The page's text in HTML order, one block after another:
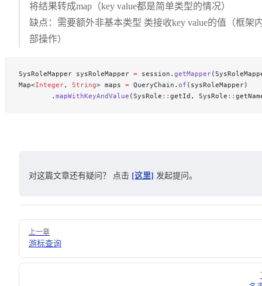
将结果转成map（key value都是简单类型的情况）
缺点：需要额外非基本类型 类接收key value的值（框架
部操作）
SysRoleMapper sysRoleMapper = session. getMapper
Map<Integer, String> maps = QueryChain. of (sysRoleMapper)
        .
mapWithKeyAndValue (SysRole :: getId, SysRole ::
对这篇文章还有疑问？ 点击 [这里] 发起提问。
Pager
上一章
游标查询